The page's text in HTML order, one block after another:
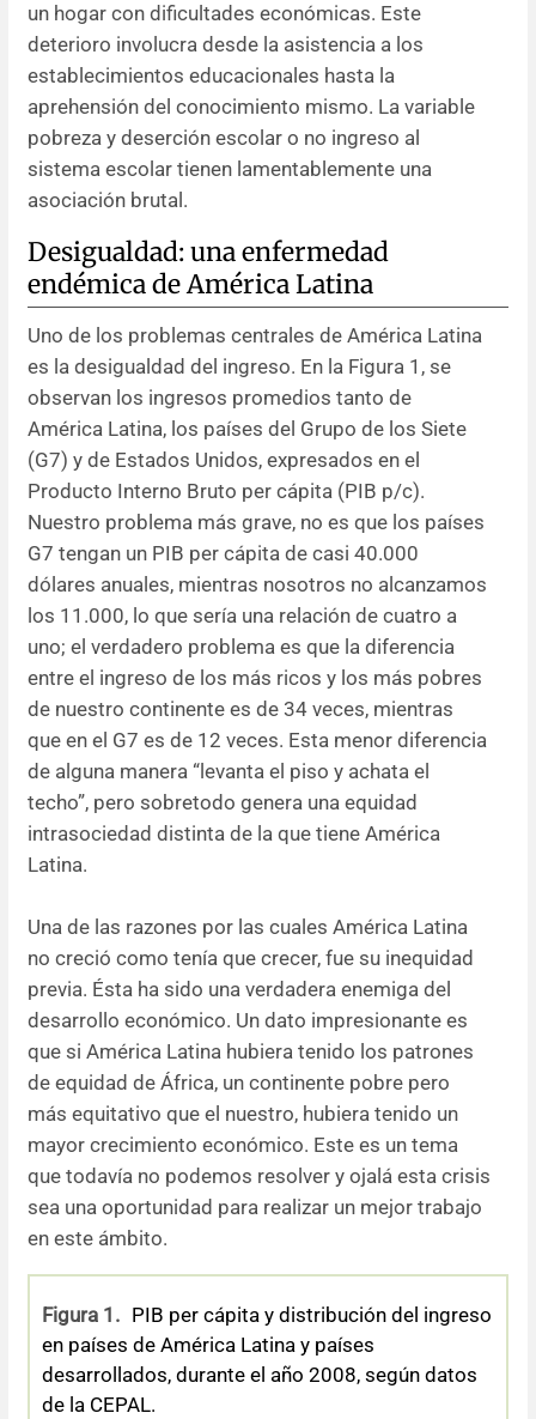
un hogar con dificultades económicas. Este
deterioro involucra desde la asistencia a los
establecimientos educacionales hasta la
aprehensión del conocimiento mismo. La variable
pobreza y deserción escolar o no ingreso al
sistema escolar tienen lamentablemente una
asociación brutal.
Desigualdad: una enfermedad
endémica de América Latina
Uno de los problemas centrales de América Latina
es la desigualdad del ingreso. En la Figura 1, se
observan los ingresos promedios tanto de
América Latina, los países del Grupo de los Siete
(G7) y de Estados Unidos, expresados en el
Producto Interno Bruto per cápita (PIB p/c).
Nuestro problema más grave, no es que los países
G7 tengan un PIB per cápita de casi 40.000
dólares anuales, mientras nosotros no alcanzamos
los 11.000, lo que sería una relación de cuatro a
uno; el verdadero problema es que la diferencia
entre el ingreso de los más ricos y los más pobres
de nuestro continente es de 34 veces, mientras
que en el G7 es de 12 veces. Esta menor diferencia
de alguna manera “levanta el piso y achata el
techo”, pero sobretodo genera una equidad
intrasociedad distinta de la que tiene América
Latina.
Una de las razones por las cuales América Latina
no creció como tenía que crecer, fue su inequidad
previa. Ésta ha sido una verdadera enemiga del
desarrollo económico. Un dato impresionante es
que si América Latina hubiera tenido los patrones
de equidad de África, un continente pobre pero
más equitativo que el nuestro, hubiera tenido un
mayor crecimiento económico. Este es un tema
que todavía no podemos resolver y ojalá esta crisis
sea una oportunidad para realizar un mejor trabajo
en este ámbito.
Figura 1. PIB per cápita y distribución del ingreso
en países de América Latina y países
desarrollados, durante el año 2008, según datos
de la CEPAL.